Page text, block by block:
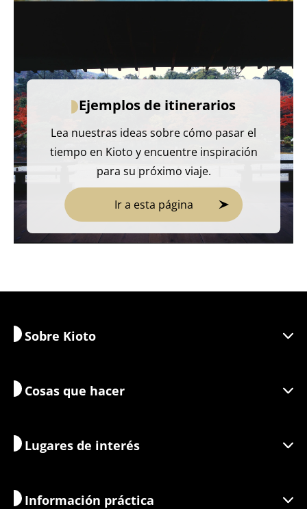
Ejemplos de itinerarios
Lea nuestras ideas sobre cómo pasar el
tiempo en Kioto y encuentre inspiración
para su próximo viaje.
Ir a esta página
Sobre Kioto
Descubra Kioto
Información estacional
Turismo sostenible
Cosas que hacer
Inspiración para viajar
Actividades
Lugares de interés
Destino
Información práctica